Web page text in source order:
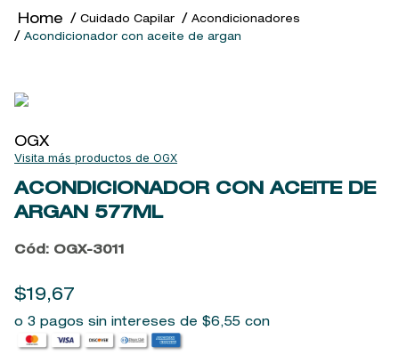
Cuidado Capilar
Acondicionadores
Acondicionador con aceite de argan
OGX
OGX
ACONDICIONADOR CON ACEITE DE
ARGAN 577ML
Cód: OGX-3011
$19,67
o 3 pagos sin intereses de $6,55 con
2 .
sol ipanema
4.
6.
woods of windsor
7.
kool beauty serum
8.
retrinal
9.
baylis